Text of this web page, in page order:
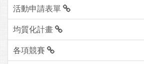
活動申請表單
均質化計畫
各項競賽